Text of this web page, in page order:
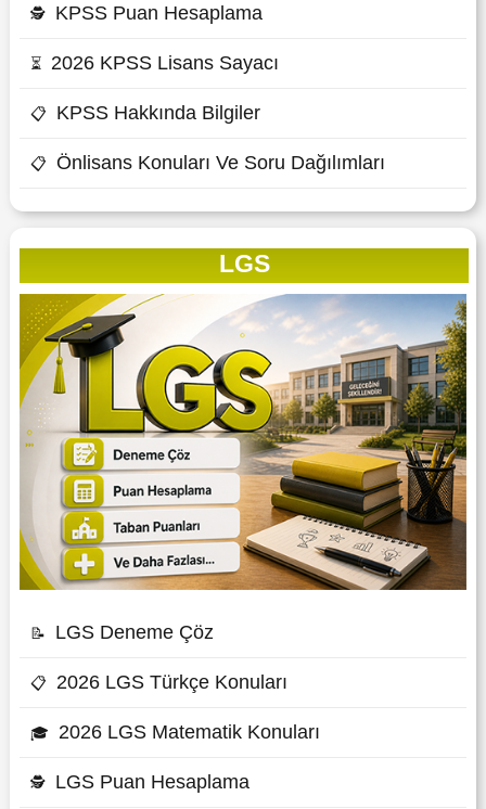
🕵 KPSS Puan Hesaplama
⏳ 2026 KPSS Lisans Sayacı
📋 KPSS Hakkında Bilgiler
📋 Önlisans Konuları Ve Soru Dağılımları
LGS
📝 LGS Deneme Çöz
📋 2026 LGS Türkçe Konuları
🎓 2026 LGS Matematik Konuları
🕵 LGS Puan Hesaplama